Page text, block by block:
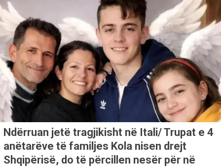
Ndërruan jetë tragjikisht në Itali/ Trupat e 4
anëtarëve të familjes Kola nisen drejt
Shqipërisë, do të përcillen nesër për në